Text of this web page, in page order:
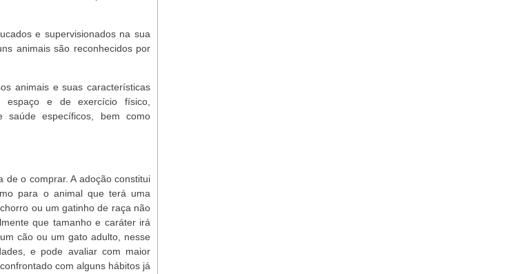
e supervisionados na sua
animais são reconhecidos por
animais e suas características
espaço e de exercício físico,
saúde específicos, bem como
de o comprar. A adoção constitui
para o animal que terá uma
ou um gatinho de raça não
que tamanho e caráter irá
cão ou um gato adulto, nesse
e pode avaliar com maior
com alguns hábitos já